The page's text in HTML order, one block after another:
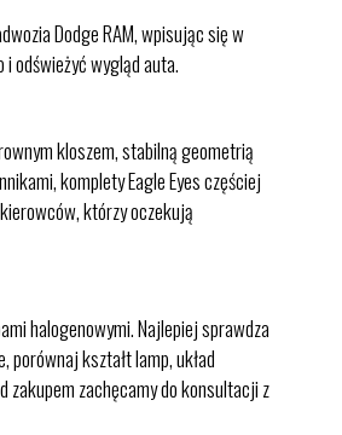
Dodge RAM, wpisując się w
odświeżyć wygląd auta.
kloszem, stabilną geometrią
komplety Eagle Eyes częściej
którzy oczekują
halogenowymi. Najlepiej sprawdza
kształt lamp, układ
zakupem zachęcamy do konsultacji z